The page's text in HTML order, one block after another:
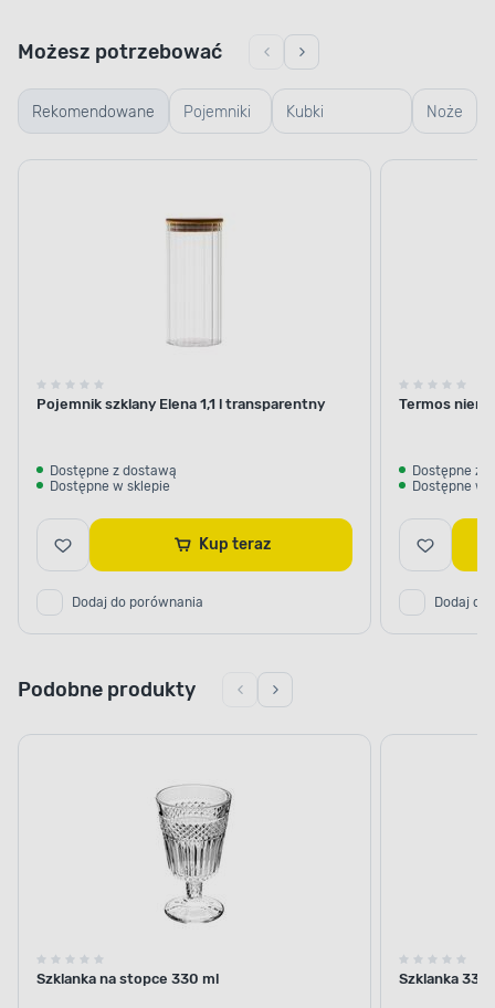
Rekomendowane Pojemniki
szklane
Kubki
termiczne i
Noże
Możesz potrzebować
Pojemnik szklany Elena 1,1 l transparentny
Dostępne z dostawą
Dostępne w sklepie
Kup teraz
Dodaj do porównania
Termos
Dostępne z
Dostępne w
Dodaj do
Podobne produkty
Szklanka na stopce 330 ml Szklanka